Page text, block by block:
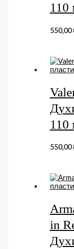
110
550,00
110
550,00
in